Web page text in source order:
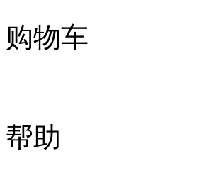
购物车
帮助